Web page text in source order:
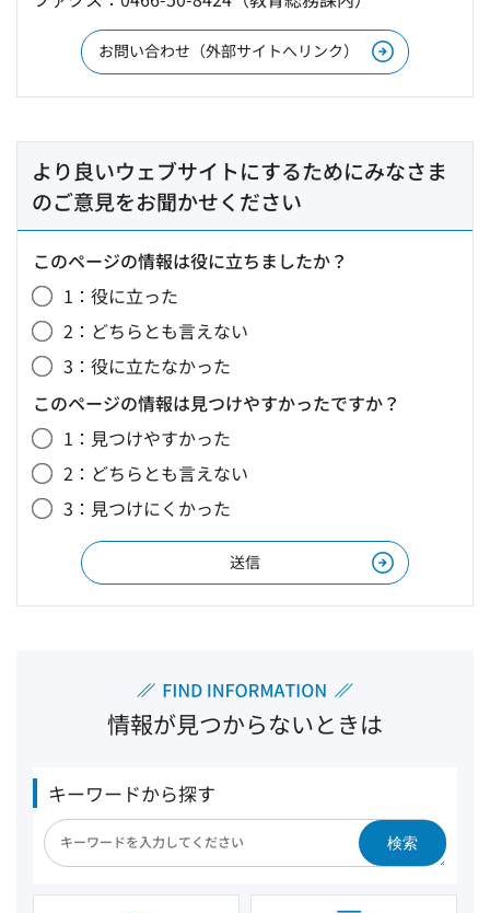
お問い合わせ（外部サイトへリンク）
より良いウェブサイトにするためにみなさま
のご意見をお聞かせください
このページの情報は役に立ちましたか？
1：役に立った
2：どちらとも言えない
3：役に立たなかった
このページの情報は見つけやすかったですか？
1：見つけやすかった
2：どちらとも言えない
3：見つけにくかった
情報が見つからないときは
キーワードから探す
検索